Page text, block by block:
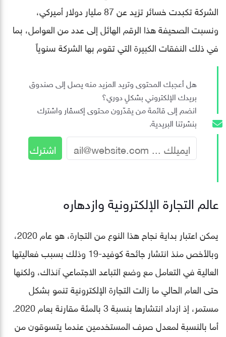
الشركة تكبدت خسائر تزيد عن 87 مليار دولار أميركي،
ونسبت الصحيفة هذا الرقم الهائل إلى عدد من العوامل، بما
في ذلك النفقات الكبيرة التي تقوم بها الشركة سنوياً
هل أعجبك المحتوى وتريد المزيد منه يصل إلى صندوق
بريدك الإلكتروني بشكلٍ دوري؟
انضم إلى قائمة من يقدّرون محتوى إكسڤار واشترك
بنشرتنا البريدية.
عالم التجارة الإلكترونية وازدهاره
يمكن اعتبار بداية نجاح هذا النوع من التجارة، هو عام 2020،
وبالأخص منذ انتشار جائحة كوفيد-19 وذلك بسبب فعاليتها
العالية في التعامل مع وضع التباعد الاجتماعي آنذاك، ولكنها
حتى العام الحالي ما زالت التجارة الإلكترونية تنمو بشكل
مستمر، إذ ازداد انتشارها بنسبة 3 بالمئة مقارنة بعام 2020.
أما بالنسبة لمعدل صرف المستخدمين عندما يتسوقون من